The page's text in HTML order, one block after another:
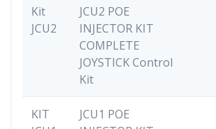
Kit
JCU2
JCU2 POE
INJECTOR KIT
COMPLETE
JOYSTICK Control
Kit
KIT
JCU1 POE